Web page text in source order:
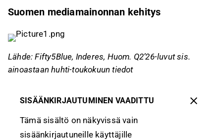
Suomen mediamainonnan kehitys
Lähde: Fifty5Blue, Inderes, Huom. Q2’26-luvut sis.
ainoastaan huhti-toukokuun tiedot
SISÄÄNKIRJAUTUMINEN VAADITTU
Tämä sisältö on näkyvissä vain
sisäänkirjautuneille käyttäjille